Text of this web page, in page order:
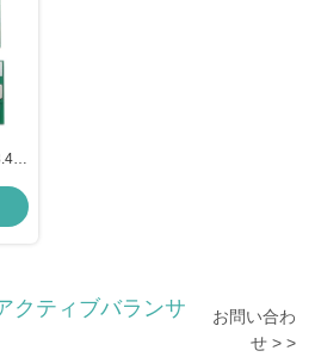
護
クティブバランサ
お問い合わ
せ > >